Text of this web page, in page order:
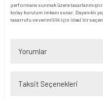
performans sunmak üzere
kolay kurulum imkanı sunar. Dayanıklı
tasarrufu ve verimlilik için ideal bir
Yorumlar
Taksit Seçenekleri